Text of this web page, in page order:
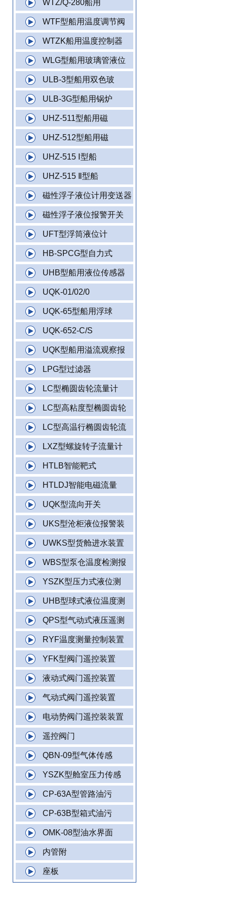
WTZ/Q-280船用
WTF型船用温度调节阀
WTZK船用温度控制器
WLG型船用玻璃管液位
ULB-3型船用双色玻
ULB-3G型船用锅炉
UHZ-511型船用磁
UHZ-512型船用磁
UHZ-515 Ⅰ型船
UHZ-515 Ⅱ型船
磁性浮子液位计用变送器
磁性浮子液位报警开关
UFT型浮筒液位计
HB-SPCG型自力式
UHB型船用液位传感器
UQK-01/02/0
UQK-65型船用浮球
UQK-652-C/S
UQK型船用溢流观察报
LPG型过滤器
LC型椭圆齿轮流量计
LC型高粘度型椭圆齿轮
LC型高温行椭圆齿轮流
LXZ型螺旋转子流量计
HTLB智能靶式
HTLDJ智能电磁流量
UQK型流向开关
UKS型沧柜液位报警装
UWKS型货舱进水装置
WBS型泵仓温度检测报
YSZK型压力式液位测
UHB型球式液位温度测
QPS型气动式液压遥测
RYF温度测量控制装置
YFK型阀门遥控装置
液动式阀门遥控装置
气动式阀门遥控装置
电动势阀门遥控装装置
遥控阀门
QBN-09型气体传感
YSZK型舱室压力传感
CP-63A型管路油污
CP-63B型箱式油污
OMK-08型油水界面
内管附
座板